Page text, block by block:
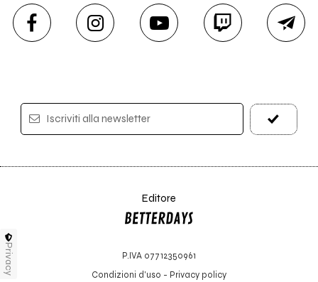
Iscriviti alla newsletter
Editore
P.IVA 07712350961
Condizioni d'uso - Privacy policy
Privacy